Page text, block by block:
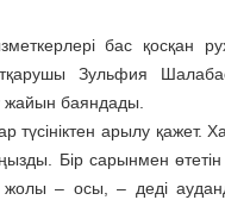
бас қосқан
Зульфия
жайын баяндады.
арылу қажет.
Бір сарынмен
– осы, – деді